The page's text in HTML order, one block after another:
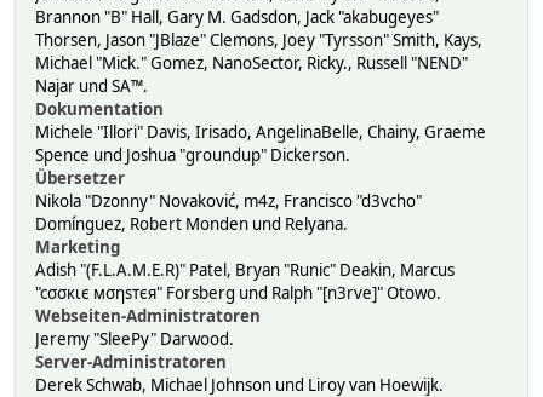
Brannon "B" Hall, Gary M. Gadsdon, Jack "akabugeyes"
Thorsen, Jason "JBlaze" Clemons, Joey "Tyrsson" Smith, Kays,
Michael "Mick." Gomez, NanoSector, Ricky., Russell "NEND"
Najar und SA™.
Dokumentation
Michele "Illori" Davis, Irisado, AngelinaBelle, Chainy, Graeme
Spence und Joshua "groundup" Dickerson.
Übersetzer
Nikola "Dzonny" Novaković, m4z, Francisco "d3vcho"
Domínguez, Robert Monden und Relyana.
Marketing
Adish "(F.L.A.M.E.R)" Patel, Bryan "Runic" Deakin, Marcus
"cσσкιє мσηѕтєя" Forsberg und Ralph "[n3rve]" Otowo.
Webseiten-Administratoren
Jeremy "SleePy" Darwood.
Server-Administratoren
Derek Schwab, Michael Johnson und Liroy van Hoewijk.